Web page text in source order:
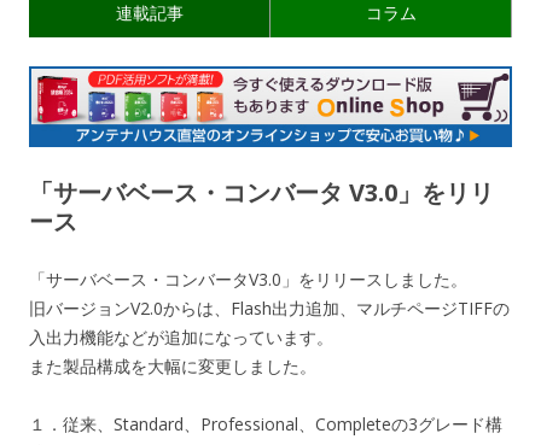
連載記事 コラム
「サーバベース・コンバータ V3.0」をリリ
ース
「サーバベース・コンバータV3.0」をリリースしました。
旧バージョンV2.0からは、Flash出力追加、マルチページTIFFの
入出力機能などが追加になっています。
また製品構成を大幅に変更しました。
１．従来、Standard、Professional、Completeの3グレード構